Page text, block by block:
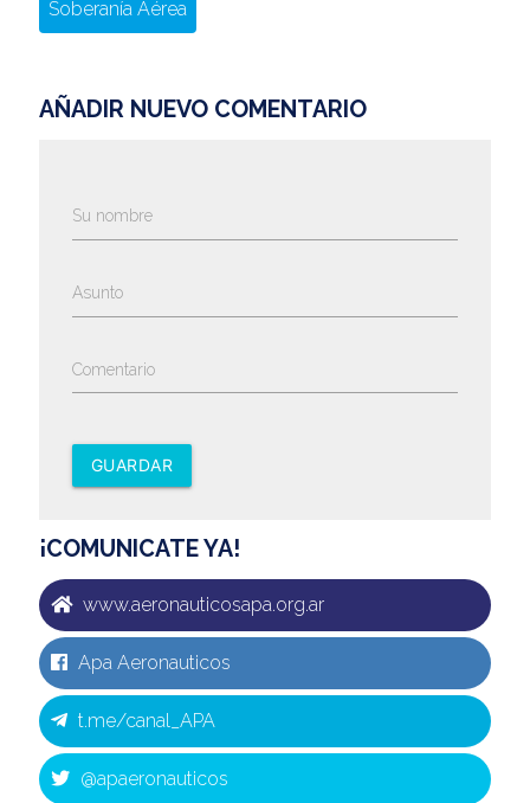
Soberanía Aérea
AÑADIR NUEVO COMENTARIO
Su nombre
Asunto
Comentario
GUARDAR
¡COMUNICATE YA!
www.aeronauticosapa.org.ar
Apa Aeronauticos
t.me/canal_APA
@apaeronauticos